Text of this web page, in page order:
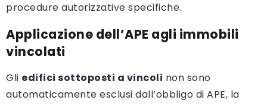
procedure autorizzative specifiche.
Applicazione dell’APE agli immobili
vincolati
Gli edifici sottoposti a vincoli non sono
automaticamente esclusi dall’obbligo di APE, la